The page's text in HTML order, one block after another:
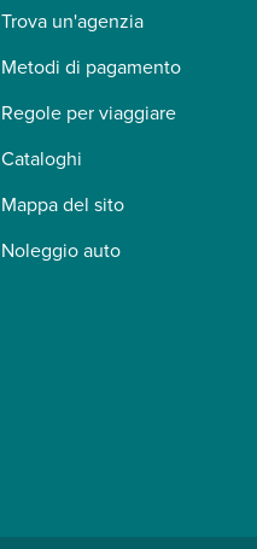
Trova un'agenzia
Metodi di pagamento
Regole per viaggiare
Cataloghi
Mappa del sito
Noleggio auto